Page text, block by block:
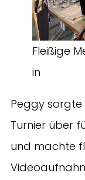
Fleißige
in
Peggy
Turnier über
und machte